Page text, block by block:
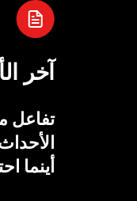
آخر
تفاعل
أينما